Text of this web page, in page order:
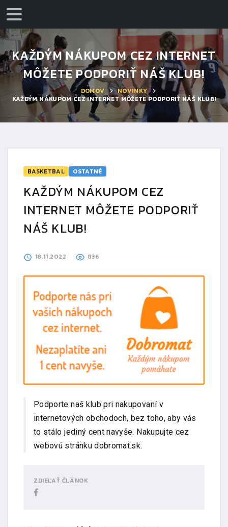
KAŽDÝM NÁKUPOM CEZ INTERNET
MÔŽETE PODPORIŤ NÁŠ KLUB!
DOMOV
NOVINKY
KAŽDÝM NÁKUPOM CEZ INTERNET MÔŽETE PODPORIŤ NÁŠ KLUB!
BASKETBAL OSTATNÉ
KAŽDÝM NÁKUPOM CEZ
INTERNET MÔŽETE PODPORIŤ
NÁŠ KLUB!
18.11.2022 836
Podporte naš klub pri nakupovaní v
internetových obchodoch, bez toho, aby vás
to stálo jediný cent navyše. Nakupujte cez
webovú stránku dobromat.sk.
ZDIEĽAŤ ČLÁNOK